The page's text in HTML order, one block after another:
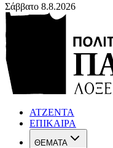
Σάββατο 8.8.2026
ΑΤΖΕΝΤΑ
ΕΠΙΚΑΙΡΑ
ΘΕΜΑΤΑ